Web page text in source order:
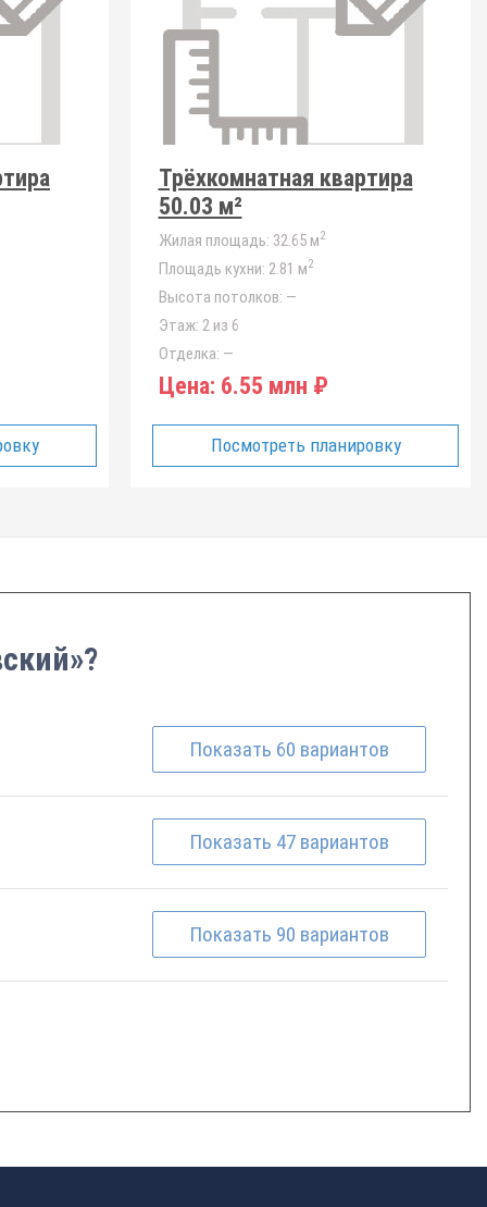
Трёхкомнатная квартира
50.03 м²
Жилая площадь: 32.65 м2
Площадь кухни: 2.81 м2
Высота потолков: —
Этаж: 2 из 6
Отделка: —
Цена: 6.55 млн ₽
Посмотреть планировку
Показать 60 вариантов
Показать 47 вариантов
Показать 90 вариантов